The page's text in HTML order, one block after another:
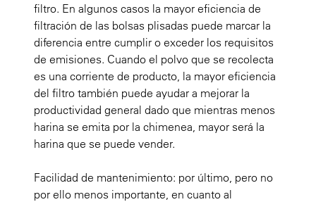
filtro. En algunos casos la mayor eficiencia de
filtración de las bolsas plisadas puede marcar la
diferencia entre cumplir o exceder los requisitos
de emisiones. Cuando el polvo que se recolecta
es una corriente de producto, la mayor eficiencia
del filtro también puede ayudar a mejorar la
productividad general dado que mientras menos
harina se emita por la chimenea, mayor será la
harina que se puede vender.
Facilidad de mantenimiento: por último, pero no
por ello menos importante, en cuanto al